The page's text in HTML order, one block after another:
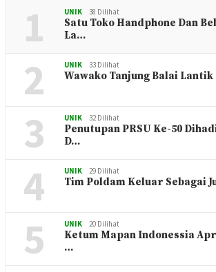
1 UNIK 38 Dilihat
Satu Toko Handphone Dan
La…
2 UNIK 33 Dilihat
Wawako Tanjung Balai
3 UNIK 32 Dilihat
Penutupan PRSU Ke-50
D…
4 UNIK 29 Dilihat
Tim Poldam Keluar Sebagai
5 UNIK 20 Dilihat
Ketum Mapan Indonessia
…